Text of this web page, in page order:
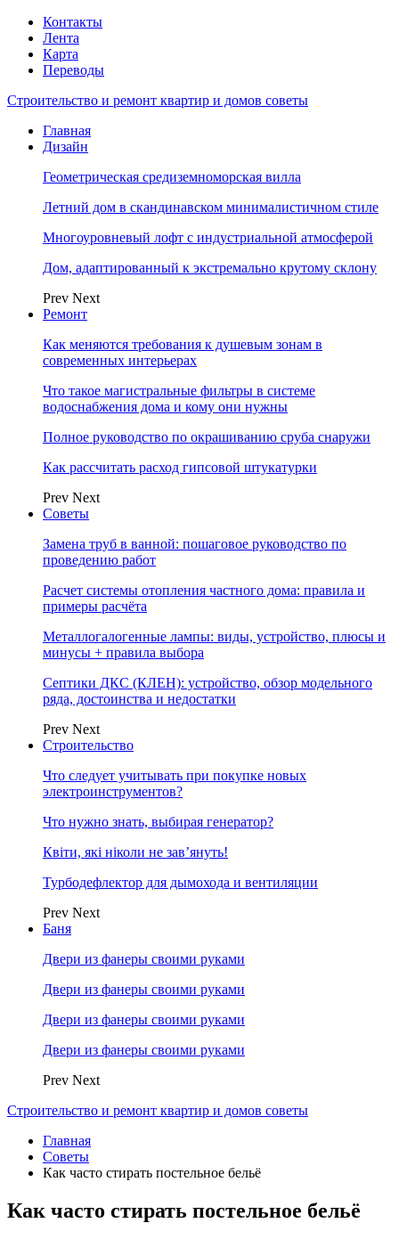
Контакты
Лента
Карта
Переводы
Строительство и ремонт квартир и домов советы
Главная
Дизайн
Геометрическая средиземноморская вилла
Летний дом в скандинавском минималистичном стиле
Многоуровневый лофт с индустриальной атмосферой
Дом, адаптированный к экстремально крутому склону
Prev Next
Ремонт
Как меняются требования к душевым зонам в
современных интерьерах
Что такое магистральные фильтры в системе
водоснабжения дома и кому они нужны
Полное руководство по окрашиванию сруба снаружи
Как рассчитать расход гипсовой штукатурки
Prev Next
Советы
Замена труб в ванной: пошаговое руководство по
проведению работ
Расчет системы отопления частного дома: правила и
примеры расчёта
Металлогалогенные лампы: виды, устройство, плюсы и
минусы + правила выбора
Септики ДКС (КЛЕН): устройство, обзор модельного
ряда, достоинства и недостатки
Prev Next
Строительство
Что следует учитывать при покупке новых
электроинструментов?
Что нужно знать, выбирая генератор?
Квіти, які ніколи не зав’януть!
Турбодефлектор для дымохода и вентиляции
Prev Next
Баня
Двери из фанеры своими руками
Двери из фанеры своими руками
Двери из фанеры своими руками
Двери из фанеры своими руками
Prev Next
Строительство и ремонт квартир и домов советы
Главная
Советы
Как часто стирать постельное бельё
Как часто стирать постельное бельё